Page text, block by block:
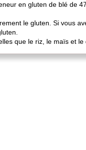
en gluten de blé de
le gluten. Si vous
que le riz, le maïs et